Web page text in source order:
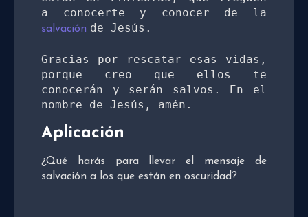
salvación de Jesús.
Gracias por rescatar esas vidas,
porque creo que ellos te
conocerán y serán salvos. En el
nombre de Jesús, amén.
Aplicación
¿Qué harás para llevar el mensaje de
salvación a los que están en oscuridad?